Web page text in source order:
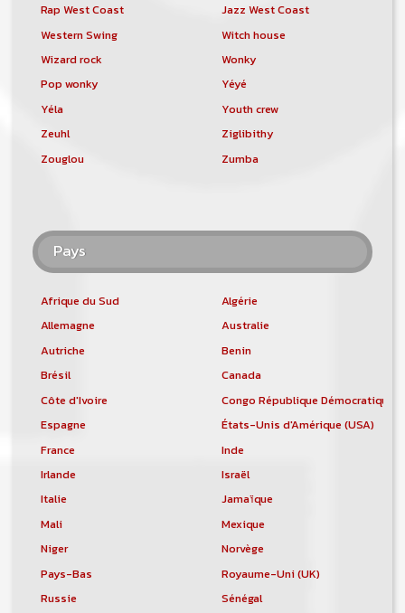
Rap West Coast
Jazz West Coast
Western Swing
Witch house
Wizard rock
Wonky
Pop wonky
Yéyé
Yéla
Youth crew
Zeuhl
Ziglibithy
Zouglou
Zumba
Pays
Afrique du Sud
Algérie
Allemagne
Australie
Autriche
Benin
Brésil
Canada
Côte d'Ivoire
Congo République Démocratique
Espagne
États-Unis d'Amérique (USA)
France
Inde
Irlande
Israël
Italie
Jamaïque
Mali
Mexique
Niger
Norvège
Pays-Bas
Royaume-Uni (UK)
Russie
Sénégal